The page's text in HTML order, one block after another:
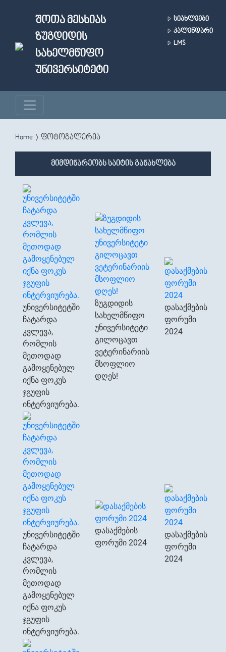
ᲨᲝᲗᲐ ᲛᲔᲡᲮᲘᲐᲡ
ᲖᲣᲒᲓᲘᲓᲘᲡ
ᲡᲐᲮᲔᲚᲛᲬᲘᲤᲝ
ᲣᲜᲘᲕᲔᲠᲡᲘᲢᲔᲢᲘ
ᲡᲘᲐᲮᲚᲔᲔᲑᲘ
ᲙᲐᲚᲔᲜᲓᲐᲠᲘ
LMS
You are here
Home ფოტოგალერეა
მიმდინარეობს საიტის განახლება
უნივერსიტეტში
ჩატარდა
კვლევა,
რომლის
მეთოდად
გამოყენებულ
იქნა ფოკუს
ჯგუფის
ინტერვიურება.
ზუგდიდის
სახელმწიფო
უნივერსიტეტი
გილოცავთ
ვეტერინარიის
მსოფლიო
დღეს!
დასაქმების
ფორუმი
2024
უნივერსიტეტში
ჩატარდა
კვლევა,
რომლის
მეთოდად
გამოყენებულ
იქნა ფოკუს
ჯგუფის
ინტერვიურება.
დასაქმების
ფორუმი 2024
დასაქმების
ფორუმი
2024